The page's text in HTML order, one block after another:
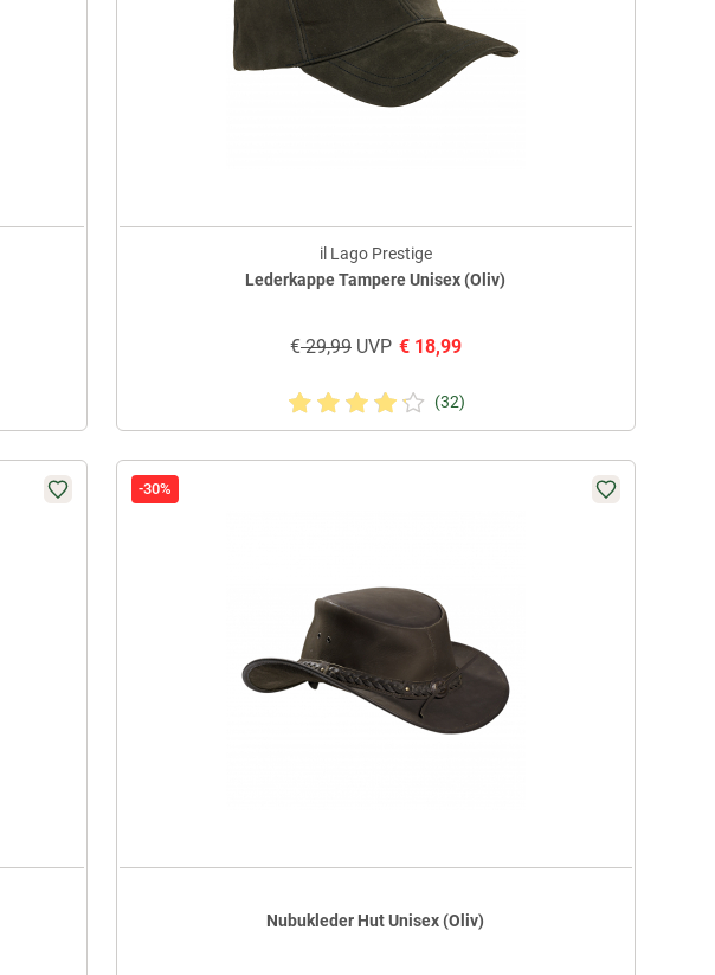
il Lago Prestige
Lederkappe Tampere Unisex (Oliv)
€29,99UVP €18,99
(32)
-30%
Nubukleder Hut Unisex (Oliv)